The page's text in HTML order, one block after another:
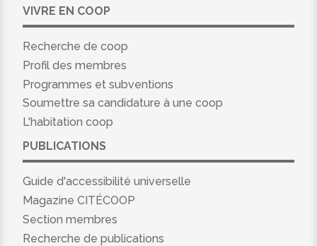
VIVRE EN COOP
Recherche de coop
Profil des membres
Programmes et subventions
Soumettre sa candidature à une coop
L'habitation coop
PUBLICATIONS
Guide d'accessibilité universelle
Magazine CITÉCOOP
Section membres
Recherche de publications